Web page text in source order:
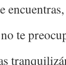
te